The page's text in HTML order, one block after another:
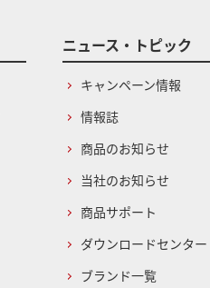
ニュース・トピック
キャンペーン情報
情報誌
商品のお知らせ
当社のお知らせ
商品サポート
ダウンロードセンター
ブランド一覧